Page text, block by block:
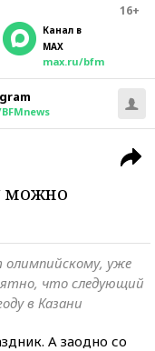
16+
Канал в
MAX
max.ru/bfm
можно
олимпийскому, уже
что следующий
в Казани
А заодно со